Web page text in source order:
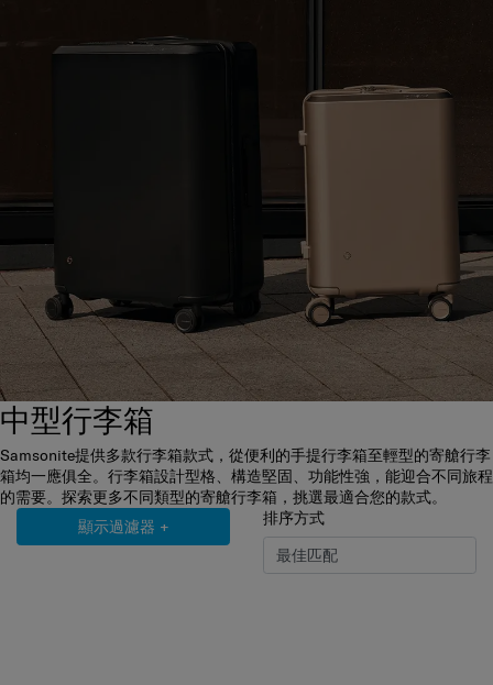
中型行李箱
Samsonite提供多款行李箱款式，從便利的手提行李箱至輕型的寄艙行李
箱均一應俱全。行李箱設計型格、構造堅固、功能性強，能迎合不同旅程
的需要。探索更多不同類型的寄艙行李箱，挑選最適合您的款式。
顯示過濾器 + 排序方式